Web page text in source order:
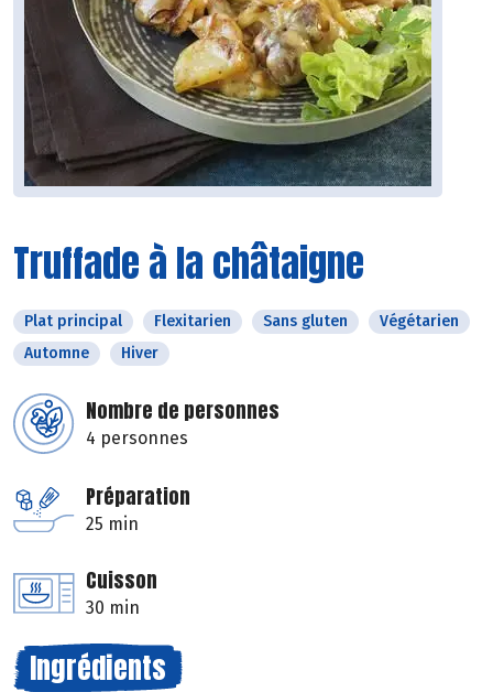
Truffade à la châtaigne
Plat principal Flexitarien Sans gluten
Végétarien
Automne
Hiver
Nombre de personnes
4 personnes
Préparation
25 min
Cuisson
30 min
Ingrédients